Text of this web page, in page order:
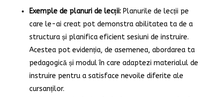
Exemple de planuri de lecții:Planurile de lecții pe
care le-ai creat pot demonstra abilitatea ta de a
structura și planifica eficient sesiuni de instruire.
Acestea pot evidenția, de asemenea, abordarea ta
pedagogică și modul în care adaptezi materialul de
instruire pentru a satisface nevoile diferite ale
cursanților.